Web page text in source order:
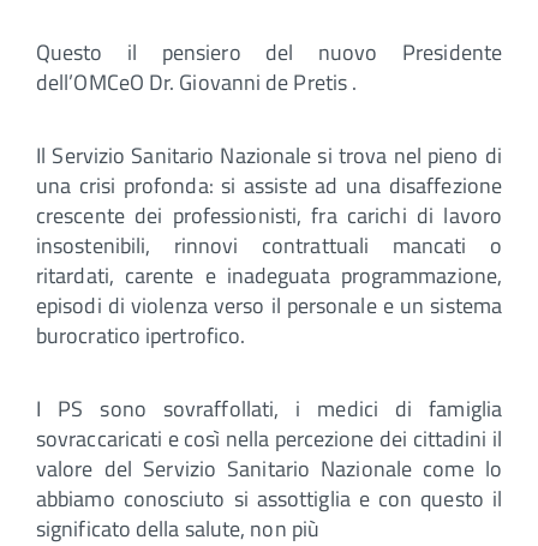
Questo il pensiero del nuovo Presidente
dell’OMCeO Dr. Giovanni de Pretis .
Il Servizio Sanitario Nazionale si trova nel pieno di
una crisi profonda: si assiste ad una disaffezione
crescente dei professionisti, fra carichi di lavoro
insostenibili, rinnovi contrattuali mancati o
ritardati, carente e inadeguata programmazione,
episodi di violenza verso il personale e un sistema
burocratico ipertrofico.
I PS sono sovraffollati, i medici di famiglia
sovraccaricati e così nella percezione dei cittadini il
valore del Servizio Sanitario Nazionale come lo
abbiamo conosciuto si assottiglia e con questo il
significato della salute, non più